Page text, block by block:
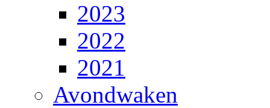
2023
2022
2021
Avondwaken